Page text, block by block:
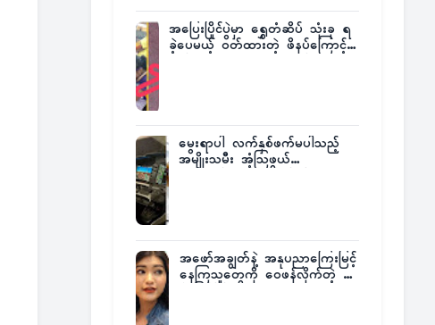
အပြေးပြိုင်ပွဲမှာ ရွှေတံဆိပ် သုံးခု ရ
ခဲ့ပေမယ့် ဝတ်ထားတဲ့ ဖိနပ်ကြောင့်
မွေးရာပါ လက်နှစ်ဖက်မပါသည့်
အမျိုးသမီး အံ့သြဖွယ်
အဖော်အချွတ်နဲ့ အနုပညာကြေးမြင့်
နေကြသူတွေကို ဝေဖန်လိုက်တဲ့ သ